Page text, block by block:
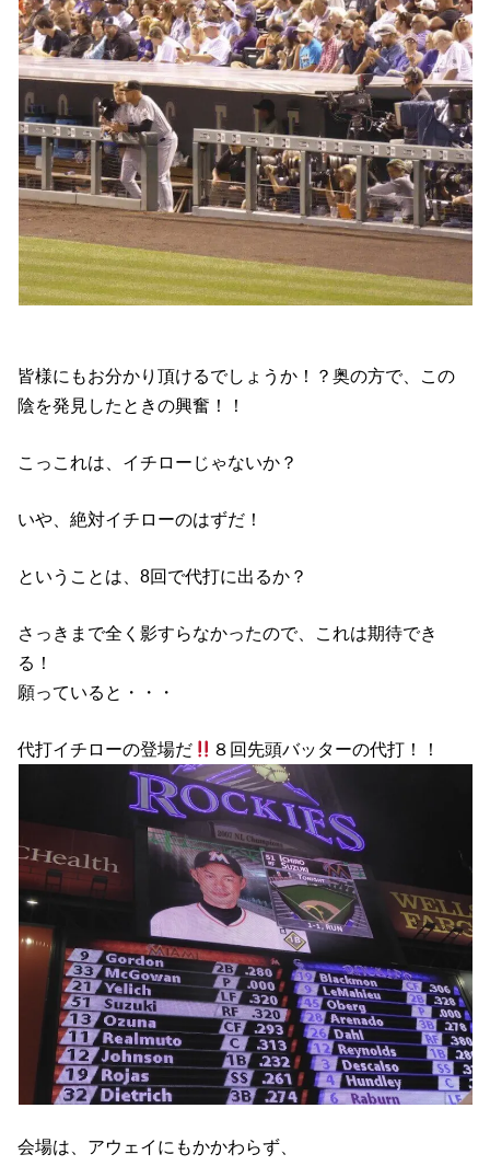
皆様にもお分かり頂けるでしょうか！？奥の方で、この
陰を発見したときの興奮！！
こっこれは、イチローじゃないか？
いや、絶対イチローのはずだ！
ということは、8回で代打に出るか？
さっきまで全く影すらなかったので、これは期待でき
る！
願っていると・・・
代打イチローの登場だ ８回先頭バッターの代打！！
会場は、アウェイにもかかわらず、